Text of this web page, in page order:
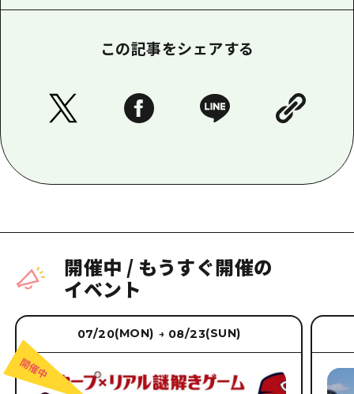
この記事をシェアする
開催中 / もうすぐ開催の
イベント
07/20(MON) → 08/23(SUN)